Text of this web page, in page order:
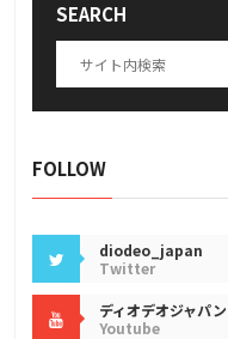
SEARCH
FOLLOW
diodeo_japan
Twitter
ディオデオジャパン
Youtube